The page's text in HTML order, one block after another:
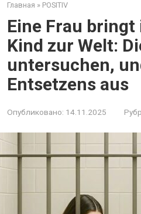
Главная » POSITIV
Eine Frau
Kind zur Welt:
untersuchen,
Entsetzens aus
Опубликовано: 14.11.2025